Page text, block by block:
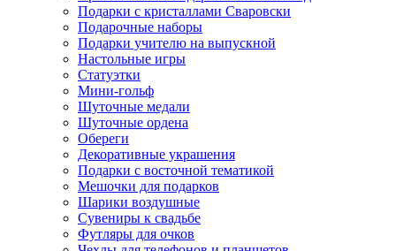
Подарки с кристаллами Сваровски
Подарочные наборы
Подарки учителю на выпускной
Настольные игры
Статуэтки
Мини-гольф
Шуточные медали
Шуточные ордена
Обереги
Декоративные украшения
Подарки с восточной тематикой
Мешочки для подарков
Шарики воздушные
Сувениры к свадьбе
Футляры для очков